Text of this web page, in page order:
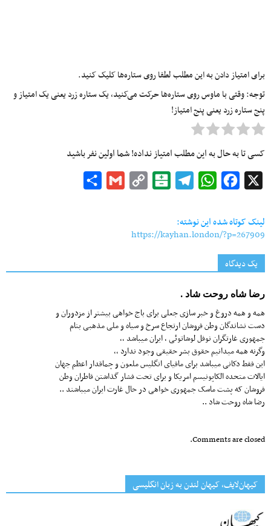
برای امتیاز دادن به این مطلب لطفا روی ستاره‌ها کلیک کنید.
توجه: وقتی با ماوس روی ستاره‌ها حرکت می‌کنید، یک ستاره زرد یعنی یک امتیاز و
پنج ستاره زرد یعنی پنج امتیاز!
کسی تا به حال به این مطلب امتیاز نداده! شما اولین نفر باشید
Facebook
WhatsApp
Telegram
Balatarin
Copy
Gmail
لینک کوتاه شده این نوشته:
https://kayhan.london/?p=267909
یک دیدگاه
رضا شاه روحت شاد .
همه و همه دروغ و خبر سازی جعلی برای باج خواهی بیشتر از مزدوران و
دست نشاندگان وطن فروشان ارتجاع سرخ و سیاه و ملی مذهبی بنام
جمهوری غارتگران نوفل لوشاتوئی ، ایران میباشد ،،
وگرنه همه میدانیم حقوق بشر حقیقی وجود ندارد ،،
این فقط دکانی میباشد برای مافیای انگلیس ملعون و چماقدار اعظم جهان
ایالات متحده الکاپونیسم امریکا و برای تحت فشار گذاشتن قاطران وطن
فروشان که پشت ماسک جمهوری خواهی در حال غارت ایران میباشند ..
رضا شاه روحت شاد ..
Comments are closed.
کیهان‌لایف، کیهان لندن به زبان انگلیسی